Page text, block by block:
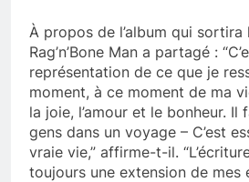
À propos de l’album qui sortira
Rag’n’Bone Man a partagé :
représentation de ce que je
moment, à ce moment de ma
la joie, l’amour et le bonheur. Il
gens dans un voyage – C’est
vraie vie,” affirme-t-il.
toujours une extension de mes